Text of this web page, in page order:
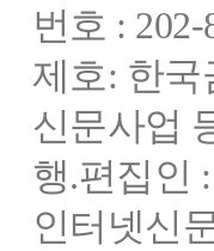
번호 : 202-
제호: 한국
신문사업
행.편집인
인터넷신